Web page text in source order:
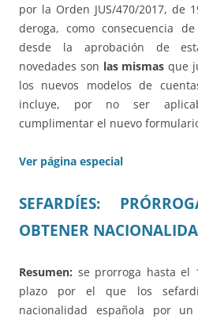
por la Orden JUS/470/2017, de
deroga, como consecuencia
desde la aprobación de
novedades son las mismas que
los nuevos modelos de
incluye, por no ser
cumplimentar el nuevo
Ver página especial
SEFARDÍES:
OBTENER
Resumen: se prorroga hasta el
plazo por el que los
nacionalidad española por un